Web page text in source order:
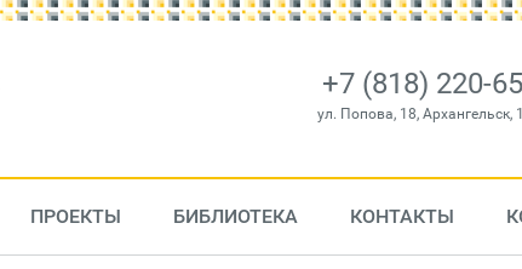
+7 (818) 220-
ул. Попова, 18, Архангельск,
ПРОЕКТЫ БИБЛИОТЕКА КОНТАКТЫ